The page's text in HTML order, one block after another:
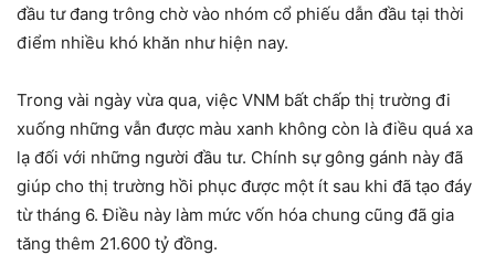
đầu tư đang trông chờ vào nhóm cổ phiếu dẫn đầu tại thời
điểm nhiều khó khăn như hiện nay.
Trong vài ngày vừa qua, việc VNM bất chấp thị trường đi
xuống những vẫn được màu xanh không còn là điều quá xa
lạ đối với những người đầu tư. Chính sự gông gánh này đã
giúp cho thị trường hồi phục được một ít sau khi đã tạo đáy
từ tháng 6. Điều này làm mức vốn hóa chung cũng đã gia
tăng thêm 21.600 tỷ đồng.